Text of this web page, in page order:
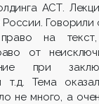
АСТ.
Говорили
на
от
при
т.д. Тема
не много, а